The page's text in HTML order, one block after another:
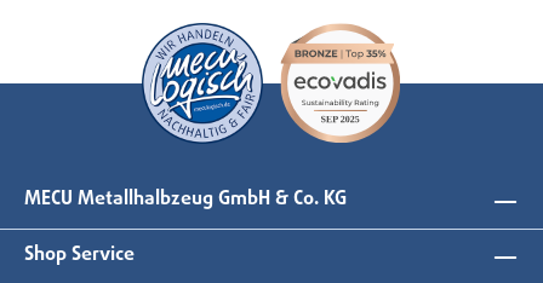
MECU Metallhalbzeug GmbH & Co. KG
Shop Service